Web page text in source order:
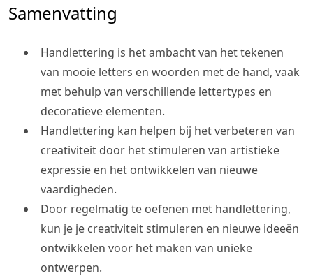
Samenvatting
Handlettering is het ambacht van het tekenen
van mooie letters en woorden met de hand, vaak
met behulp van verschillende lettertypes en
decoratieve elementen.
Handlettering kan helpen bij het verbeteren van
creativiteit door het stimuleren van artistieke
expressie en het ontwikkelen van nieuwe
vaardigheden.
Door regelmatig te oefenen met handlettering,
kun je je creativiteit stimuleren en nieuwe ideeën
ontwikkelen voor het maken van unieke
ontwerpen.